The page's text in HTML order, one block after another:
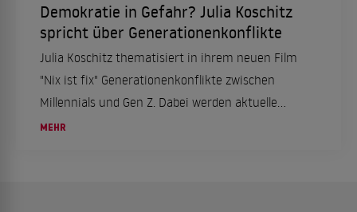
Demokratie in Gefahr? Julia Koschitz
spricht über Generationenkonflikte
Julia Koschitz thematisiert in ihrem neuen Film
"Nix ist fix" Generationenkonflikte zwischen
Millennials und Gen Z. Dabei werden aktuelle
gesellschaftliche und politische Themen
MEHR